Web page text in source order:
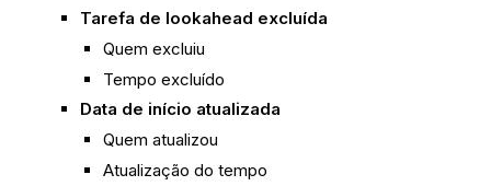
Tarefa de lookahead excluída
Quem excluiu
Tempo excluído
Data de início atualizada
Quem atualizou
Atualização do tempo